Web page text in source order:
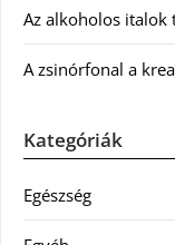
Az alkoholos italok
A zsinórfonal a
Kategóriák
Egészség